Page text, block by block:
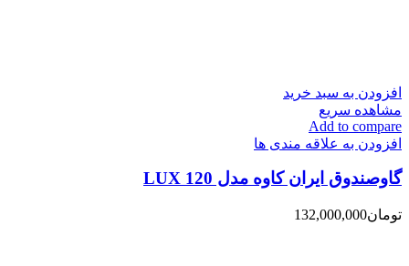
افزودن به سبد خرید
مشاهده سریع
Add to compare
افزودن به علاقه مندی ها
گاوصندوق ایران کاوه مدل 120 LUX
تومان132,000,000